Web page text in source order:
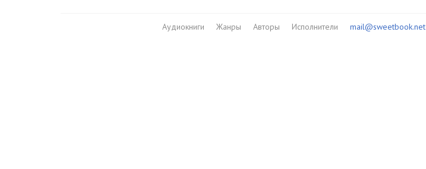
Аудиокниги Жанры Авторы Исполнители mail@sweetbook.net